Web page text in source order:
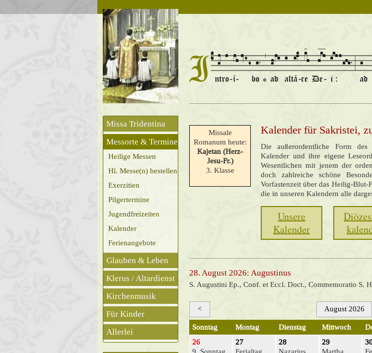
Missa Tridentina
Messorte & Termine
Heilige Messen
Hl. Messe(n) bestellen
Exerzitien
Pilgertermine
Jugendfreizeiten
Kalender
Ferienangebote
Glauben & Leben
Klerus / Altardienst
Kirchenmusik
Für Kinder
Allerlei
Missale
Romanum heute:
Kajetan (Herz-
Jesu-Fr.)
3. Klasse
Kalender für Sakristei,
Die außerordentliche Form
Kalender und ihre eigene
Wesentlichen mit jenem der
doch zahlreiche schöne
Vorfastenzeit über das Heilig-Blut-
die in unseren Kalendern alle
Unsere
Kalender
28. August 2026: Augustinus
S. Augustini Ep., Conf. et Eccl. Doct., Commemoratio S.
< August 2026
Sonntag Montag Dienstag Mittwoch
26
27
28
29